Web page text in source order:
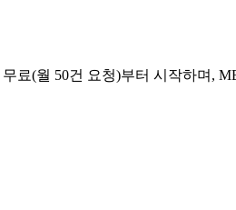
료(월 50건 요청)부터 시작하며,